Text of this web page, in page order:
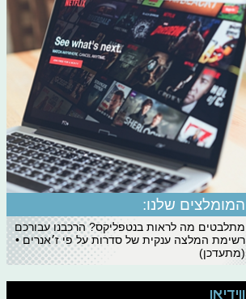
המומלצים שלנו:
מתלבטים מה לראות בנטפליקס? הרכבנו עבורכם
רשימת המלצה ענקית של סדרות על פי ז׳אנרים •
(מתעדכן)
ווידיאו